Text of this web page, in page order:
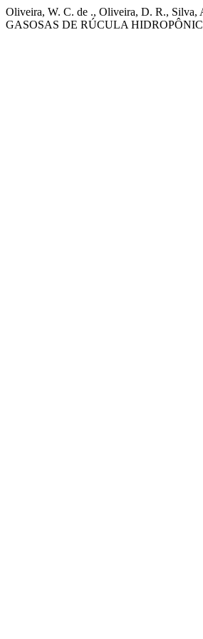
Oliveira, W. C. de ., Oliveira, D. R.,
GASOSAS DE RÚCULA